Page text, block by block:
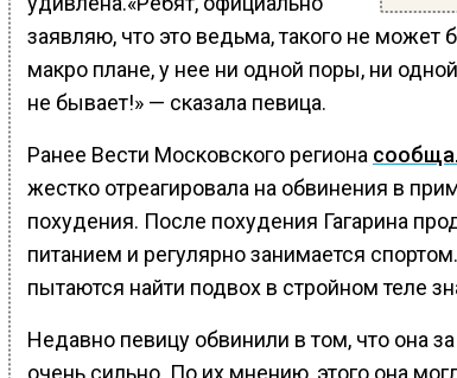
заявляю, что это ведьма, такого не может
макро плане, у нее ни одной поры, ни
не бывает!» — сказала певица.
Ранее Вести Московского региона
жестко отреагировала на обвинения в
похудения. После похудения Гагарина
питанием и регулярно занимается
пытаются найти подвох в стройном теле
Недавно певицу обвинили в том, что она
очень сильно. По их мнению, этого она